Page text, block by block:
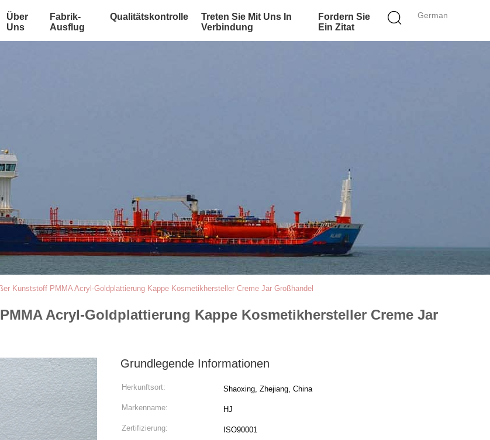
German
Über
Uns
Fabrik-
Ausflug
Qualitätskontrolle
Treten Sie Mit Uns In
Verbindung
Fordern Sie
Ein Zitat
Kunststoff PMMA Acryl-Goldplattierung Kappe Kosmetikhersteller Creme Jar Großhandel
Acryl-Goldplattierung Kappe Kosmetikhersteller Creme Jar
Grundlegende Informationen
Herkunftsort: Shaoxing, Zhejiang, China
Markenname: HJ
Zertifizierung: ISO90001